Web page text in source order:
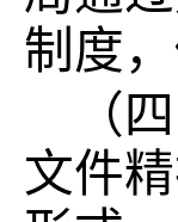
制度
（
文件